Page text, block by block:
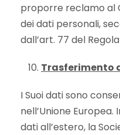
proporre reclamo al
dei dati personali,
dall’art. 77 del
Trasferimento
I Suoi dati sono
nell’Unione
dati all’estero, la